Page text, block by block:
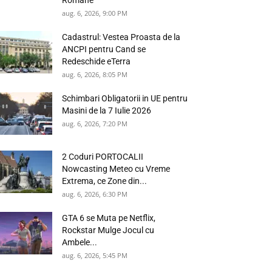
aug. 6, 2026, 9:00 PM
Cadastrul: Vestea Proasta de la
ANCPI pentru Cand se
Redeschide eTerra
aug. 6, 2026, 8:05 PM
Schimbari Obligatorii in UE pentru
Masini de la 7 Iulie 2026
aug. 6, 2026, 7:20 PM
2 Coduri PORTOCALII
Nowcasting Meteo cu Vreme
Extrema, ce Zone din...
aug. 6, 2026, 6:30 PM
GTA 6 se Muta pe Netflix,
Rockstar Mulge Jocul cu
Ambele...
aug. 6, 2026, 5:45 PM